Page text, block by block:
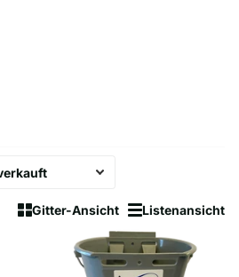
Gitter-Ansicht Listenansicht